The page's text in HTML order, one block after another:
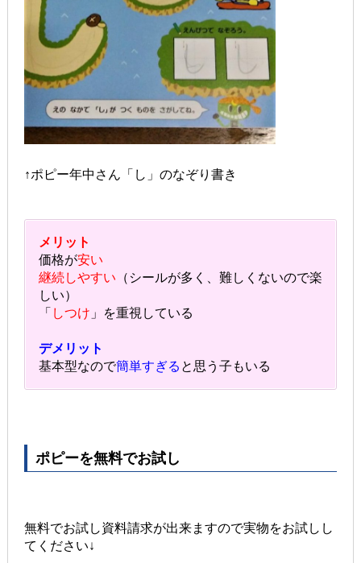
↑ポピー年中さん「し」のなぞり書き
メリット
価格が安い
継続しやすい （シールが多く、難しくないので楽
しい）
「 しつけ 」を重視している
デメリット
基本型なので簡単すぎる と思う子もいる
ポピーを無料でお試し
無料でお試し資料請求が出来ますので実物をお試しし
てください↓